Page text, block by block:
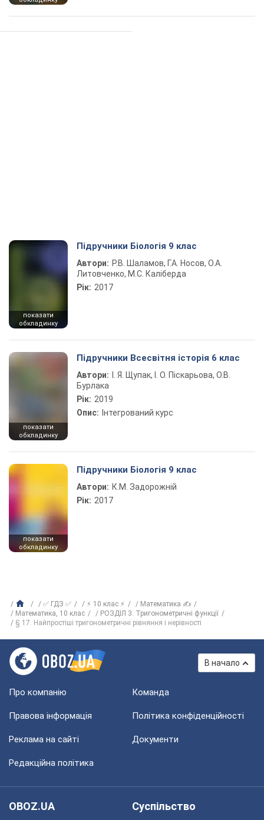
показати
обкладинку
Підручники Біологія 9 клас
Автори: Р.В. Шаламов, Г.А. Носов, О.А.
Литовченко, М.С. Каліберда
Рік: 2017
показати
обкладинку
Підручники Всесвітня історія 6 клас
Автори:
І. Я. Щупак, І. О. Піскарьова, О.В.
Бурлака
Рік: 2019
Опис: Інтегрований курс
показати
обкладинку
Підручники Біологія 9 клас
Автори: К.М. Задорожній
Рік: 2017
✅ ГДЗ ✅ ⚡ 10 клас ⚡
Математика ✍
Математика, 10 клас
РОЗДІЛ 3. Тригонометричні функції
§ 17. Найпростіші тригонометричні рівняння і нерівності
В начало
Про компанію Команда
Правова інформація Політика конфіденційності
Реклама на сайті Документи
Редакційна політика
OBOZ.UA
Суспільство